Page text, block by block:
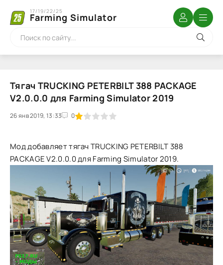
Farming Simulator
17/19/22/25
Тягач TRUCKING PETERBILT 388 PACKAGE
V2.0.0.0 для Farming Simulator 2019
26 янв 2019, 13:33 0
1 2 3 4 5
Мод добавляет тягач TRUCKING PETERBILT 388
PACKAGE V2.0.0.0 для Farming Simulator 2019.